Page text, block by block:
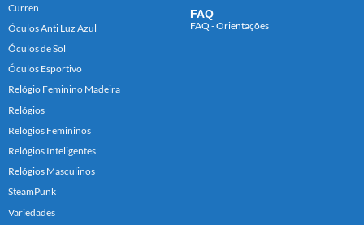
Curren
Óculos Anti Luz Azul
Óculos de Sol
Óculos Esportivo
Relógio Feminino Madeira
Relógios
Relógios Femininos
Relógios Inteligentes
Relógios Masculinos
SteamPunk
Variedades
FAQ
FAQ - Orientações